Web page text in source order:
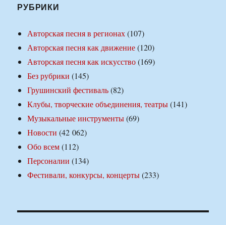
РУБРИКИ
Авторская песня в регионах(107)
Авторская песня как движение(120)
Авторская песня как искусство(169)
Без рубрики (145)
Грушинский фестиваль(82)
Клубы, творческие объединения, театры(141)
Музыкальные инструменты(69)
Новости (42 062)
Обо всем(112)
Персоналии (134)
Фестивали, конкурсы, концерты(233)